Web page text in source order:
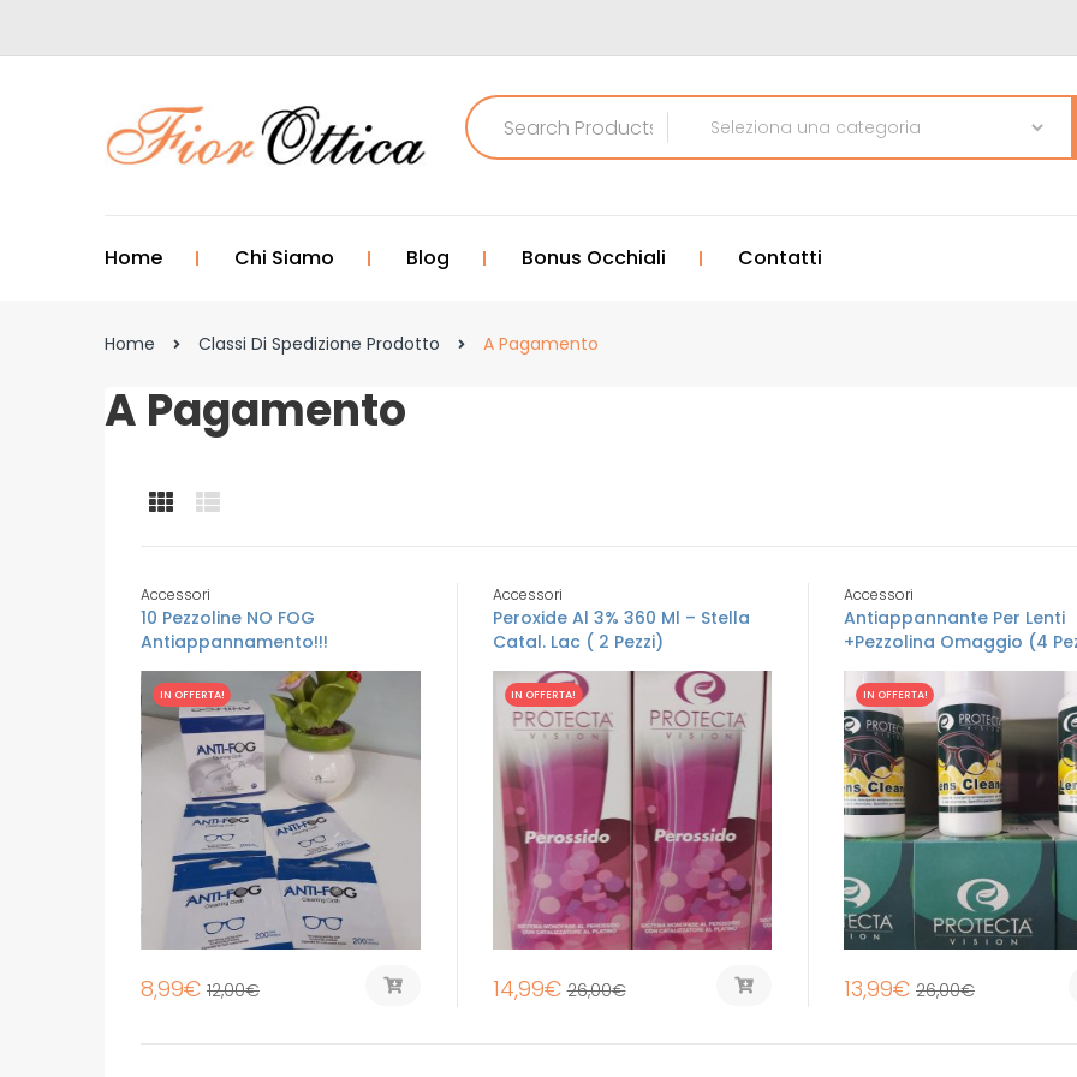
Home Chi Siamo Blog Bonus Occhiali Contatti
Home Classi Di Spedizione Prodotto A Pagamento
A Pagamento
Accessori
10 Pezzoline NO FOG
Antiappannamento!!!
IN OFFERTA!
8,99€ 12,00€
Accessori
Peroxide Al 3% 360 Ml – Stella
Catal. Lac ( 2 Pezzi)
IN OFFERTA!
14,99€ 26,00€
Accessori
Antiappannante Per Lenti
+pezzolina Omaggio (4
IN OFFERTA!
13,99€ 26,00€